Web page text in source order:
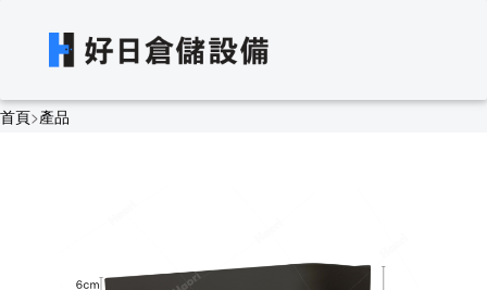
首頁>產品